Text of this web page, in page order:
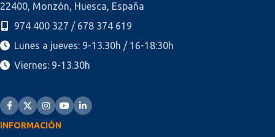
22400, Monzón, Huesca, España
974 400 327 / 678 374 619
Lunes a jueves: 9-13.30h / 16-18:30h
Viernes: 9-13.30h
INFORMACIÓN